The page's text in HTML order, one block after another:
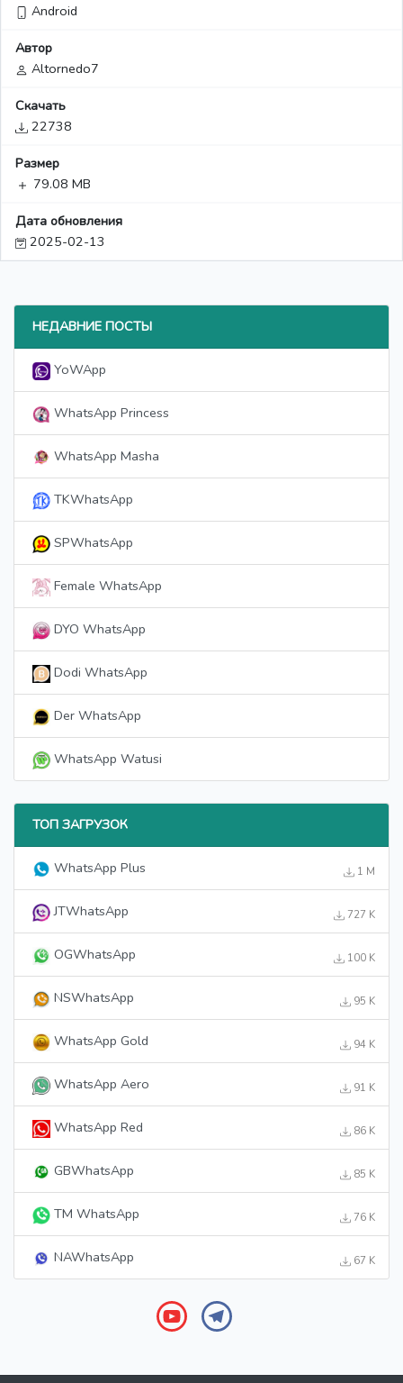
Android
Автор
Altornedo7
Скачать
22738
Размер
79.08 MB
Дата обновления
2025-02-13
НЕДАВНИЕ ПОСТЫ
YoWApp
WhatsApp Princess
WhatsApp Masha
TKWhatsApp
SPWhatsApp
Female WhatsApp
DYO WhatsApp
Dodi WhatsApp
Der WhatsApp
WhatsApp Watusi
ТОП ЗАГРУЗОК
WhatsApp Plus 1 M
JTWhatsApp 727 K
OGWhatsApp 100 K
NSWhatsApp 95 K
WhatsApp Gold 94 K
WhatsApp Aero 91 K
WhatsApp Red 86 K
GBWhatsApp 85 K
TM WhatsApp 76 K
NAWhatsApp 67 K